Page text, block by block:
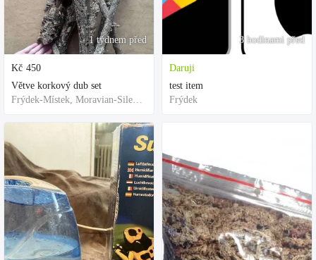
1 týdnem před
Kč 450
Větve korkový dub set
Frýdek-Místek, Moravian-Silesian Region,Others
3 hodinami před
Daruji
test item
Frýdek